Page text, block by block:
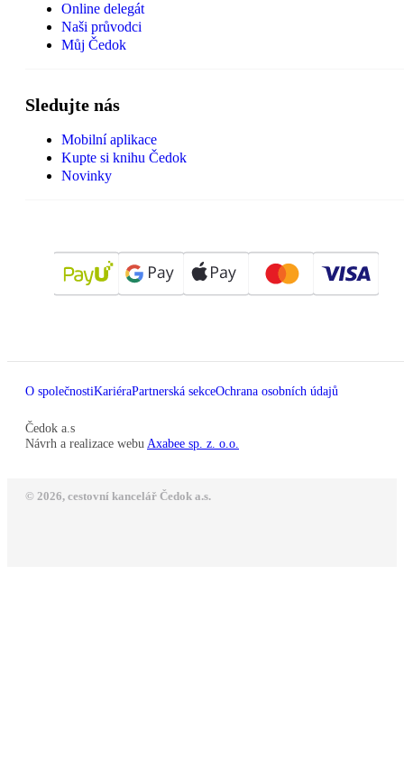
Online delegát
Naši průvodci
Můj Čedok
Sledujte nás
Mobilní aplikace
Kupte si knihu Čedok
Novinky
O společnostiKariéraPartnerská sekceOchrana osobních údajů
Čedok a.s
Návrh a realizace webu Axabee sp. z. o.o.
© 2026, cestovní kancelář Čedok a.s.